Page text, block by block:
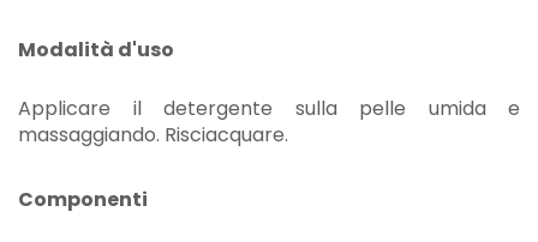
Modalità d'uso
Applicare il detergente sulla pelle umida e
massaggiando. Risciacquare.
Componenti